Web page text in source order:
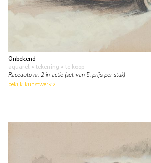
Onbekend
aquarel • tekening • te koop
Raceauto nr. 2 in actie (set van 5, prijs per stuk)
bekijk kunstwerk